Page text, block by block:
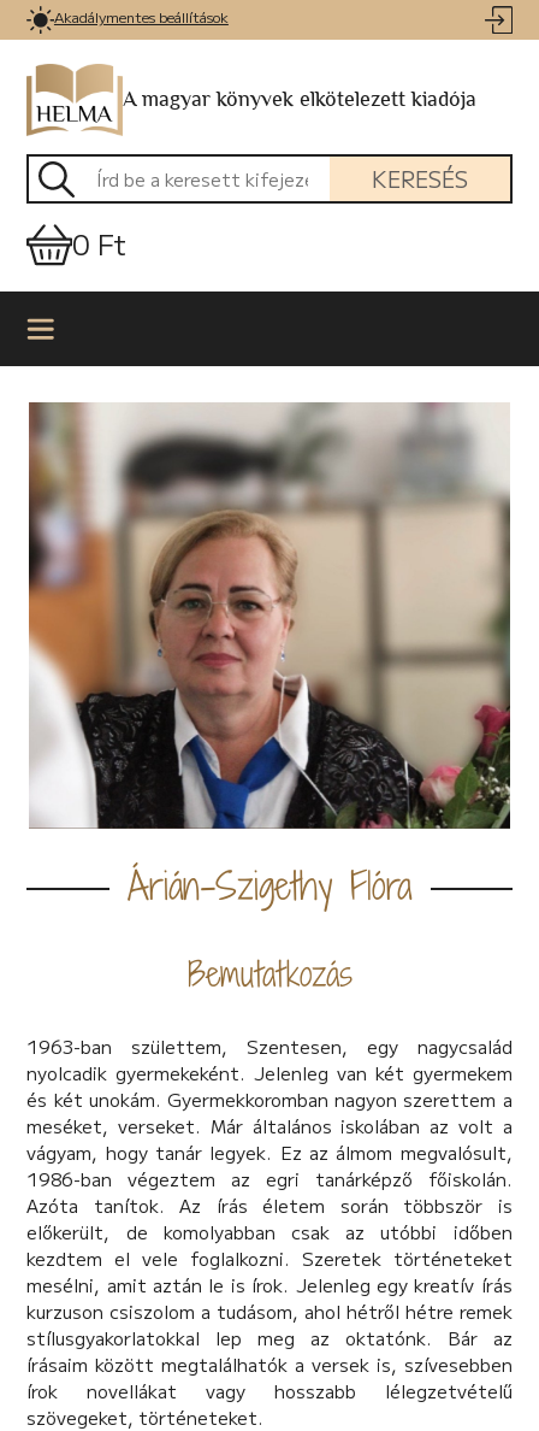
Akadálymentes beállítások
A magyar könyvek elkötelezett kiadója
KERESÉS
0 Ft
Árián-Szigethy Flóra
Bemutatkozás
1963-ban születtem, Szentesen, egy nagycsalád
nyolcadik gyermekeként. Jelenleg van két gyermekem
és két unokám. Gyermekkoromban nagyon szerettem a
meséket, verseket. Már általános iskolában az volt a
vágyam, hogy tanár legyek. Ez az álmom megvalósult,
1986-ban végeztem az egri tanárképző főiskolán.
Azóta tanítok. Az írás életem során többször is
előkerült, de komolyabban csak az utóbbi időben
kezdtem el vele foglalkozni. Szeretek történeteket
mesélni, amit aztán le is írok. Jelenleg egy kreatív írás
kurzuson csiszolom a tudásom, ahol hétről hétre remek
stílusgyakorlatokkal lep meg az oktatónk. Bár az
írásaim között megtalálhatók a versek is, szívesebben
írok novellákat vagy hosszabb lélegzetvételű
szövegeket, történeteket.